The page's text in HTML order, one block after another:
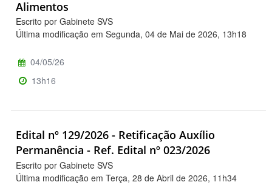
Alimentos
Escrito por Gabinete SVS
Última modificação em Segunda, 04 de Mai de 2026, 13h18
04/05/26
13h16
Edital nº 129/2026 - Retificação Auxílio
Permanência - Ref. Edital nº 023/2026
Escrito por Gabinete SVS
Última modificação em Terça, 28 de Abril de 2026, 11h34